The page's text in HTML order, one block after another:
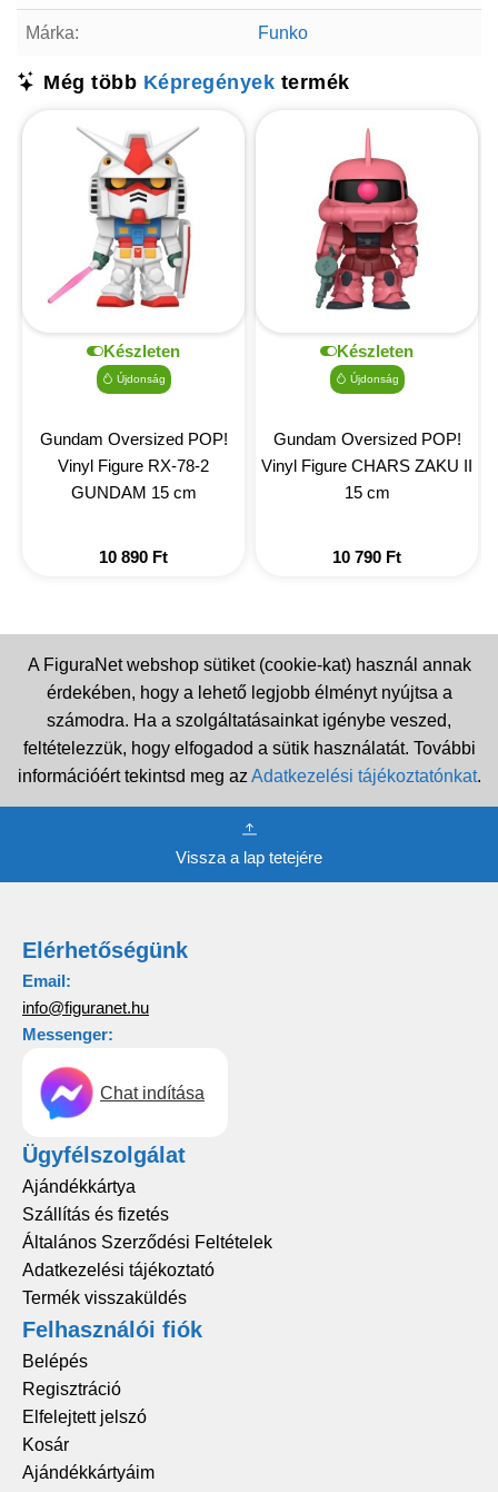
Márka: Funko
Még több Képregények termék
Készleten
Újdonság
Gundam Oversized POP!
Vinyl Figure RX-78-2
GUNDAM 15 cm
10 890 Ft
Készleten
Újdonság
Gundam Oversized POP!
Vinyl Figure CHARS ZAKU II
15 cm
10 790 Ft
A FiguraNet webshop sütiket (cookie-kat) használ annak
érdekében, hogy a lehető legjobb élményt nyújtsa a
számodra. Ha a szolgáltatásainkat igénybe veszed,
feltételezzük, hogy elfogadod a sütik használatát. További
információért tekintsd meg az Adatkezelési tájékoztatónkat.
Vissza a lap tetejére
Elérhetőségünk
Email:
info@figuranet.hu
Messenger:
Chat indítása
Ügyfélszolgálat
Ajándékkártya
Szállítás és fizetés
Általános Szerződési Feltételek
Adatkezelési tájékoztató
Termék visszaküldés
Felhasználói fiók
Belépés
Regisztráció
Elfelejtett jelszó
Kosár
Ajándékkártyáim